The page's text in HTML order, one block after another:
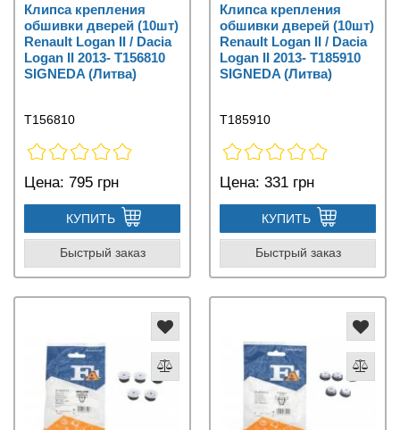
Клипса крепления
обшивки дверей (10шт)
Renault Logan II / Dacia
Logan II 2013- T156810
SIGNEDA (Литва)
T156810
Цена: 795 грн
КУПИТЬ
Быстрый заказ
Клипса крепления
обшивки дверей (10шт)
Renault Logan II / Dacia
Logan II 2013- T185910
SIGNEDA (Литва)
T185910
Цена: 331 грн
КУПИТЬ
Быстрый заказ